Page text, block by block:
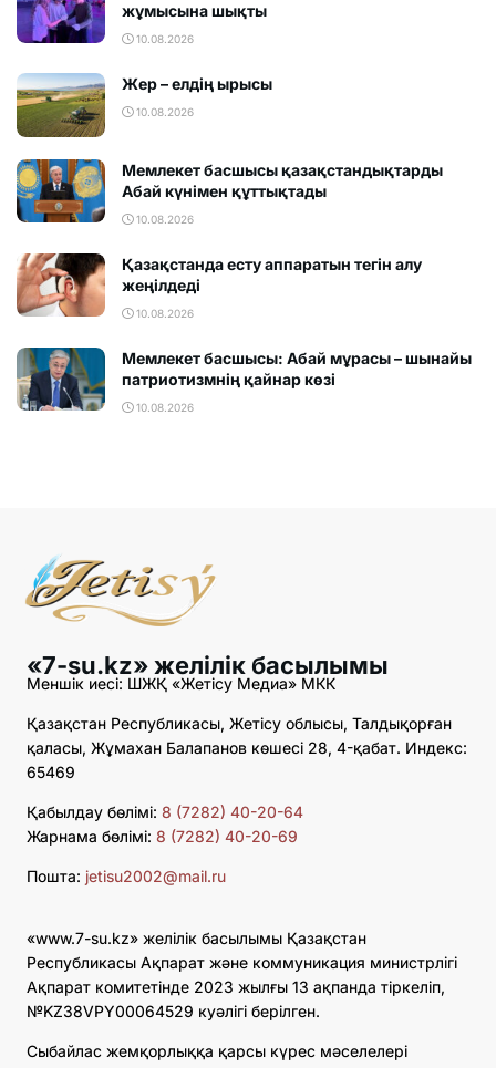
жұмысына шықты
10.08.2026
Жер – елдің ырысы
10.08.2026
Мемлекет басшысы қазақстандықтарды
Абай күнімен құттықтады
10.08.2026
Қазақстанда есту аппаратын тегін алу
жеңілдеді
10.08.2026
Мемлекет басшысы: Абай мұрасы – шынайы
патриотизмнің қайнар көзі
10.08.2026
«7-su.kz» желілік басылымы
Меншік иесі: ШЖҚ «Жетісу Медиа» МКК
Қазақстан Республикасы, Жетісу облысы, Талдықорған
қаласы, Жұмахан Балапанов көшесі 28, 4-қабат. Индекс:
65469
Қабылдау бөлімі: 8 (7282) 40-20-64
Жарнама бөлімі: 8 (7282) 40-20-69
Пошта: jetisu2002@mail.ru
«www.7-su.kz» желілік басылымы Қазақстан
Республикасы Ақпарат және коммуникация министрлігі
Ақпарат комитетінде 2023 жылғы 13 ақпанда тіркеліп,
№KZ38VPY00064529 куәлігі берілген.
Сыбайлас жемқорлыққа қарсы күрес мәселелері